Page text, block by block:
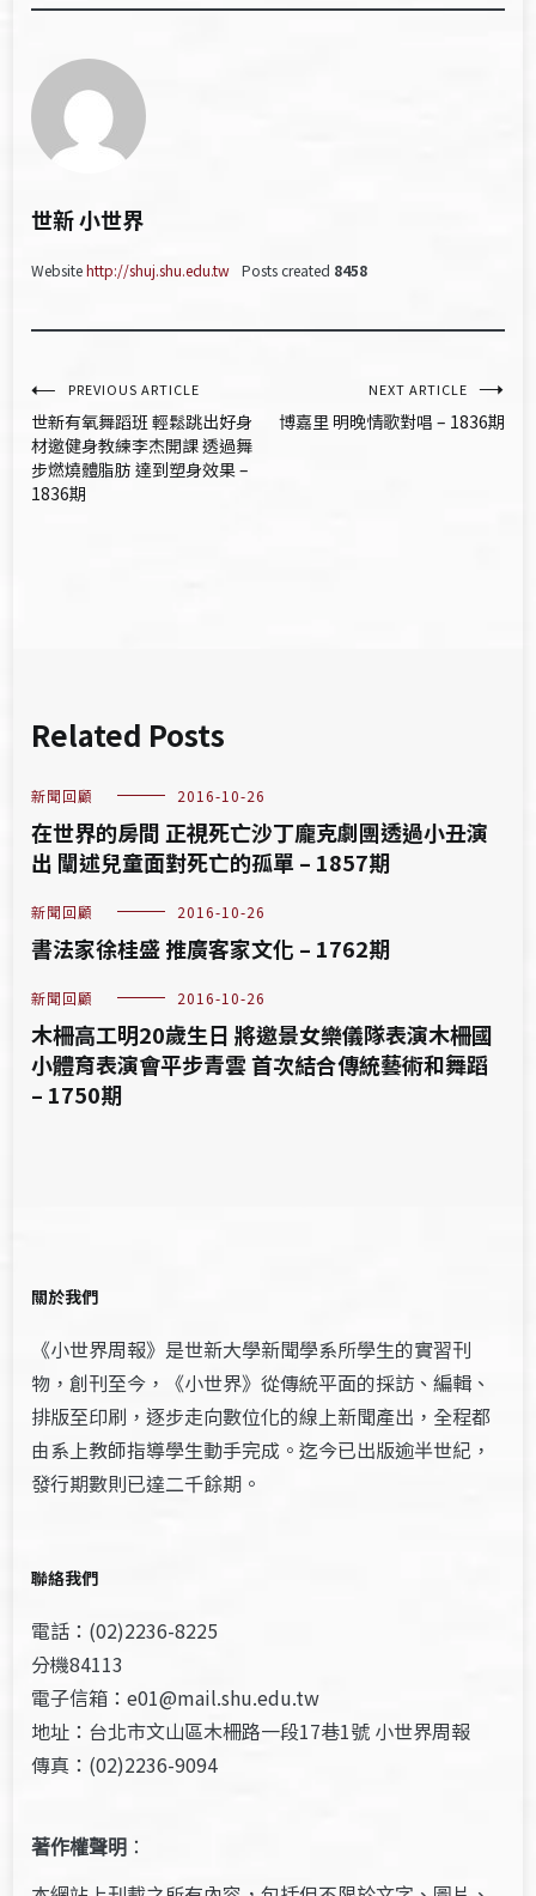
世新 小世界
Websitehttp://shuj.shu.edu.tw Posts created 8458
文
章
導
PREVIOUS ARTICLE
世新有氧舞蹈班 輕鬆跳出好身
材邀健身教練李杰開課 透過舞
步燃燒體脂肪 達到塑身效果 –
1836期
NEXT ARTICLE
博嘉里 明晚情歌對唱 – 1836期
Related Posts
新聞回顧 2016-10-26
在世界的房間 正視死亡沙丁龐克劇團透過小丑演
出 闡述兒童面對死亡的孤單 – 1857期
新聞回顧 2016-10-26
書法家徐桂盛 推廣客家文化 – 1762期
新聞回顧 2016-10-26
木柵高工明20歲生日 將邀景女樂儀隊表演木柵國
小體育表演會平步青雲 首次結合傳統藝術和舞蹈
– 1750期
關於我們
《小世界周報》是世新大學新聞學系所學生的實習刊
物，創刊至今，《小世界》從傳統平面的採訪、編輯、
排版至印刷，逐步走向數位化的線上新聞產出，全程都
由系上教師指導學生動手完成。迄今已出版逾半世紀，
發行期數則已達二千餘期。
聯絡我們
電話：(02)2236-8225
分機84113
電子信箱：e01@mail.shu.edu.tw
地址：台北市文山區木柵路一段17巷1號 小世界周報
傳真：(02)2236-9094
著作權聲明 ：